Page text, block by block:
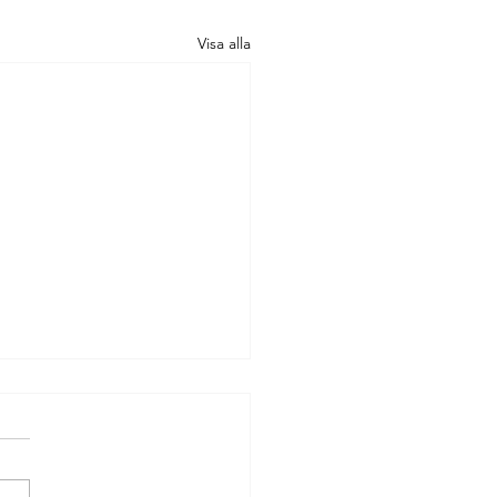
Visa alla
i Sverige